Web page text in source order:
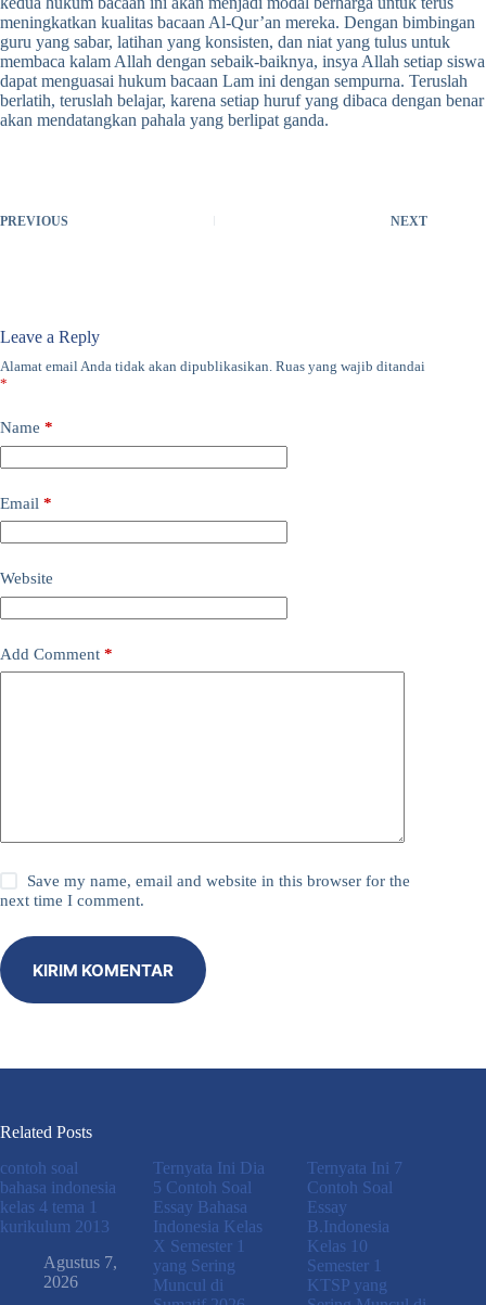
meningkatkan kualitas bacaan Al-Qur’an mereka. Dengan bimbingan
guru yang sabar, latihan yang konsisten, dan niat yang tulus untuk
membaca kalam Allah dengan sebaik-baiknya, insya Allah setiap siswa
dapat menguasai hukum bacaan Lam ini dengan sempurna. Teruslah
berlatih, teruslah belajar, karena setiap huruf yang dibaca dengan benar
akan mendatangkan pahala yang berlipat ganda.
PREVIOUS NEXT
Leave a Reply
Alamat email Anda tidak akan dipublikasikan. Ruas yang wajib ditandai
*
Name *
Email *
Website
Add Comment *
Save my name, email and website in this browser for the
next time I comment.
KIRIM KOMENTAR
Related Posts
contoh soal
bahasa indonesia
kelas 4 tema 1
kurikulum 2013
Agustus 7,
2026
Ternyata Ini Dia
5 Contoh Soal
Essay Bahasa
Indonesia Kelas
X Semester 1
yang Sering
Muncul di
Ternyata Ini 7
Contoh Soal
Essay
B.Indonesia
Kelas 10
Semester 1
KTSP yang